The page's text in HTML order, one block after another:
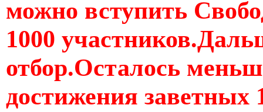
можно вступить
1000
отбор.Осталось
достижения заветных